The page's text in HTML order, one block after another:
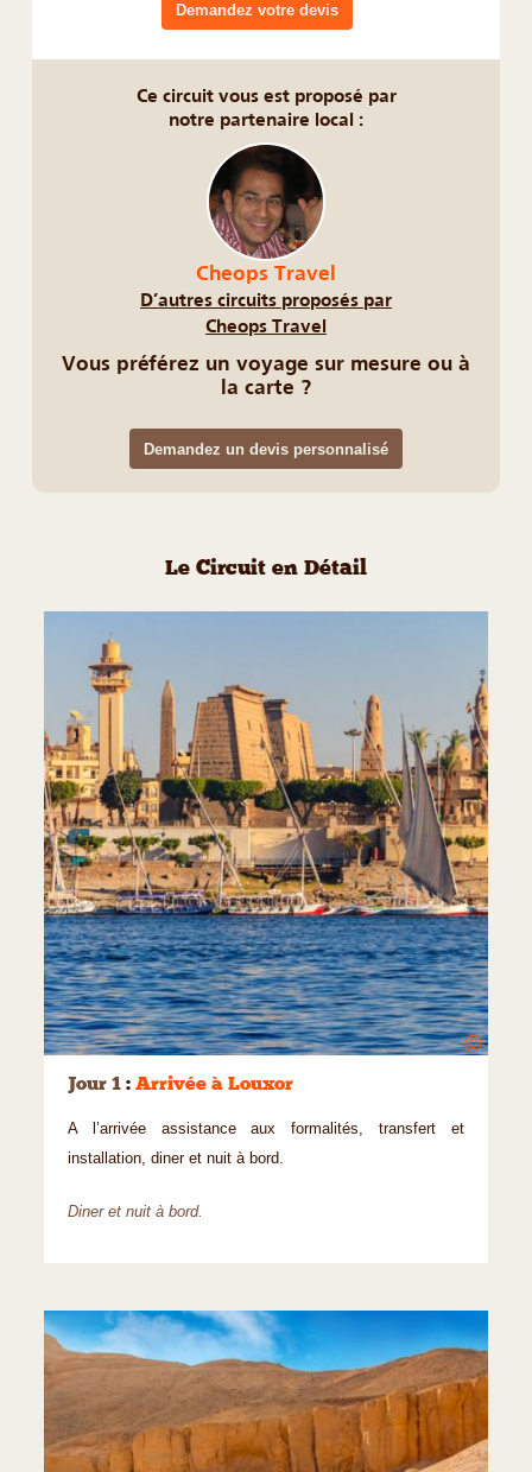
Demandez votre devis
Ce circuit vous est proposé par
notre partenaire local :
Cheops Travel
D’autres circuits proposés par
Cheops Travel
Vous préférez un voyage sur mesure ou à
la carte ?
Demandez un devis personnalisé
Le Circuit en Détail
©
Jour 1 : Arrivée à Louxor
A l’arrivée assistance aux formalités, transfert et
installation, diner et nuit à bord.
Diner et nuit à bord.